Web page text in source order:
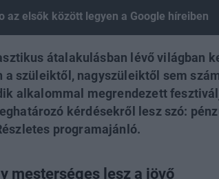
az elsők között legyen a Google híreiben
átalakulásban lévő világban
a szüleiktől, nagyszüleiktől sem
alkalommal megrendezett
kérdésekről lesz szó:
programajánló.
mesterséges lesz a jövő